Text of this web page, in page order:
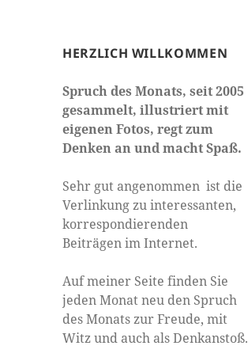
HERZLICH WILLKOMMEN
Spruch des Monats, seit 2005
gesammelt, illustriert mit
eigenen Fotos, regt zum
Denken an und macht Spaß.
Sehr gut angenommen ist die
Verlinkung zu interessanten,
korrespondierenden
Beiträgen im Internet.
Auf meiner Seite finden Sie
jeden Monat neu den Spruch
des Monats zur Freude, mit
Witz und auch als Denkanstoß.